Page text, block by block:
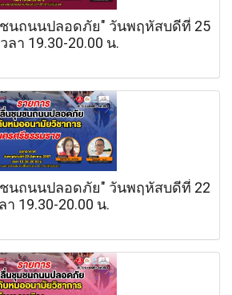
นถนนปลอดภัย" วันพฤหัสบดีที่ 25
ลา 19.30-20.00 น.
นถนนปลอดภัย" วันพฤหัสบดีที่ 22
า 19.30-20.00 น.